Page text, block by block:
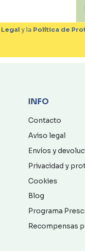
y la Política de
INFO
Contacto
Aviso legal
Envíos y
Privacidad y
Cookies
Blog
Programa
Recompensas